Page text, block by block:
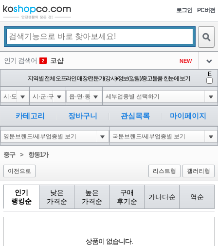
로그인 PC버전
인기 검색어 2 코샵 NEW
3 익스
아이콘
4 미끄럼방지
아이콘
5 대성설렁탕
아이콘
-16
6 10'XOR(1*if(now()=sysdate(),sleep(15),0))XOR'Z
아이콘
0
1
지역별 전체 오프라인 매장/전문가(강사)/정보(알림)/중고물품 한눈에 보기
E
카테고리 장바구니 관심목록 마이페이지
중구> 항동1가
이전으로 리스트형 갤러리형
인기
랭킹순
낮은
가격순
높은
가격순
구매
후기순
가나다순 역순
상품이 없습니다.